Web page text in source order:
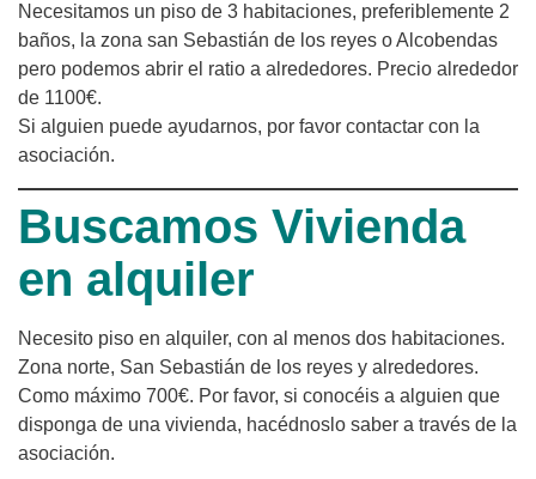
Necesitamos un piso de 3 habitaciones, preferiblemente 2
baños, la zona san Sebastián de los reyes o Alcobendas
pero podemos abrir el ratio a alrededores. Precio alrededor
de 1100€.
Si alguien puede ayudarnos, por favor contactar con la
asociación.
Buscamos Vivienda
en alquiler
Necesito piso en alquiler, con al menos dos habitaciones.
Zona norte, San Sebastián de los reyes y alrededores.
Como máximo 700€. Por favor, si conocéis a alguien que
disponga de una vivienda, hacédnoslo saber a través de la
asociación.